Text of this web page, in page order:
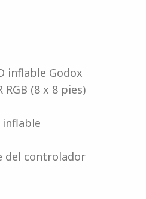
inflable Godox
RGB (8 x 8 pies)
del controlador